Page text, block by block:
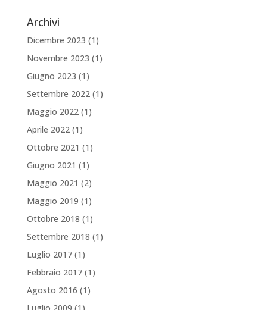
Archivi
Dicembre 2023 (1)
Novembre 2023 (1)
Giugno 2023 (1)
Settembre 2022(1)
Maggio 2022(1)
Aprile 2022(1)
Ottobre 2021 (1)
Giugno 2021 (1)
Maggio 2021 (2)
Maggio 2019 (1)
Ottobre 2018 (1)
Settembre 2018 (1)
Luglio 2017(1)
Febbraio 2017(1)
Agosto 2016 (1)